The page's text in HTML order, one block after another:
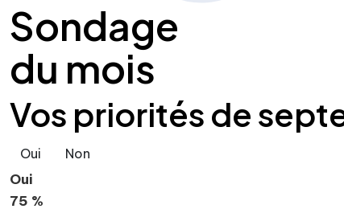
Sondage
du mois
Vos priorités de
Oui Non
Oui
75 %